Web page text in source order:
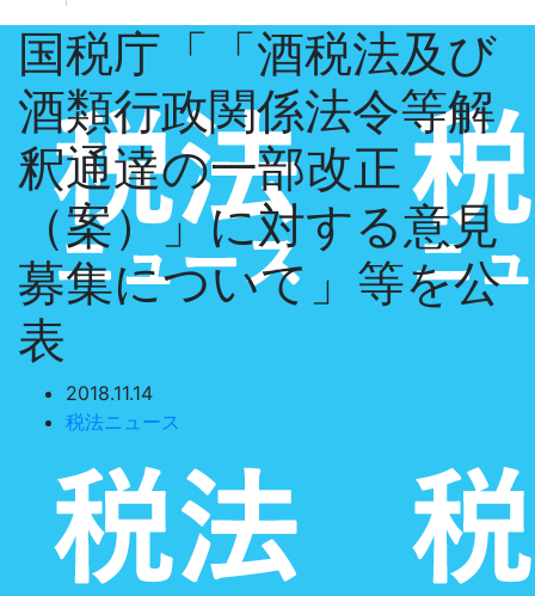
国税庁「「酒税法及び
酒類行政関係法令等解
釈通達の一部改正
（案）」に対する意見
募集について」等を公
表
2018.11.14
税法ニュース